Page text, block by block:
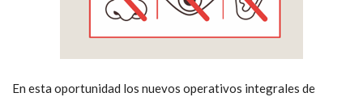
En esta oportunidad los nuevos operativos integrales de